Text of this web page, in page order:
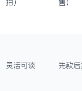
拍）
售）
灵活可谈 先款